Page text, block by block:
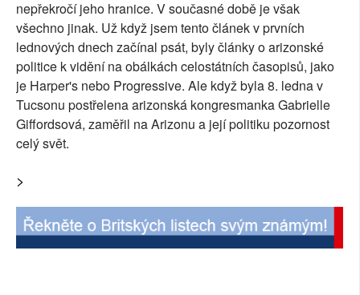
nepřekročí jeho hranice. V současné době je však
všechno jinak. Už když jsem tento článek v prvních
lednových dnech začínal psát, byly články o arizonské
politice k vidění na obálkách celostátních časopisů, jako
je Harper's nebo Progressive. Ale když byla 8. ledna v
Tucsonu postřelena arizonská kongresmanka Gabrielle
Giffordsová, zaměřil na Arizonu a její politiku pozornost
celý svět.
>